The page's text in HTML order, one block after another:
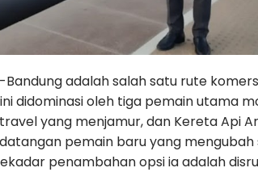
adalah salah satu rute
didominasi oleh tiga pemain utama
yang menjamur, dan Kereta Api
pemain baru yang mengubah
penambahan opsi ia adalah